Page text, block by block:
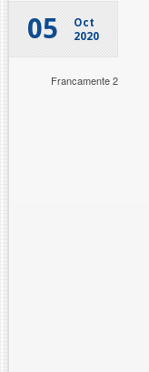
05
Oct
2020
Francamente 2